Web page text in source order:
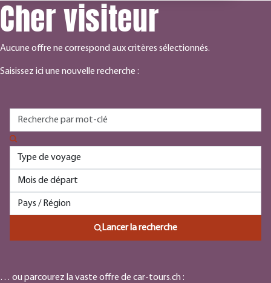
Cher visiteur
Aucune offre ne correspond aux critères sélectionnés.
Saisissez ici une nouvelle recherche :
Lancer la recherche
… ou parcourez la vaste offre de car-tours.ch :